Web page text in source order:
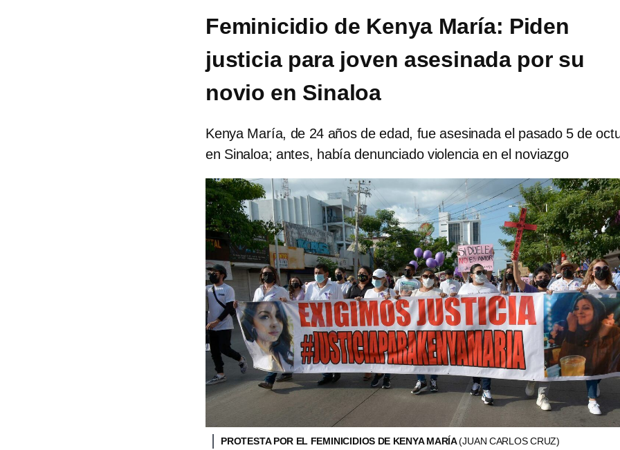
Feminicidio de Kenya María: Piden
justicia para joven asesinada por su
novio en Sinaloa
Kenya María, de 24 años de edad, fue asesinada el pasado 5 de
en Sinaloa; antes, había denunciado violencia en el noviazgo
PROTESTA POR EL FEMINICIDIOS DE KENYA MARÍA(JUAN CARLOS CRUZ)